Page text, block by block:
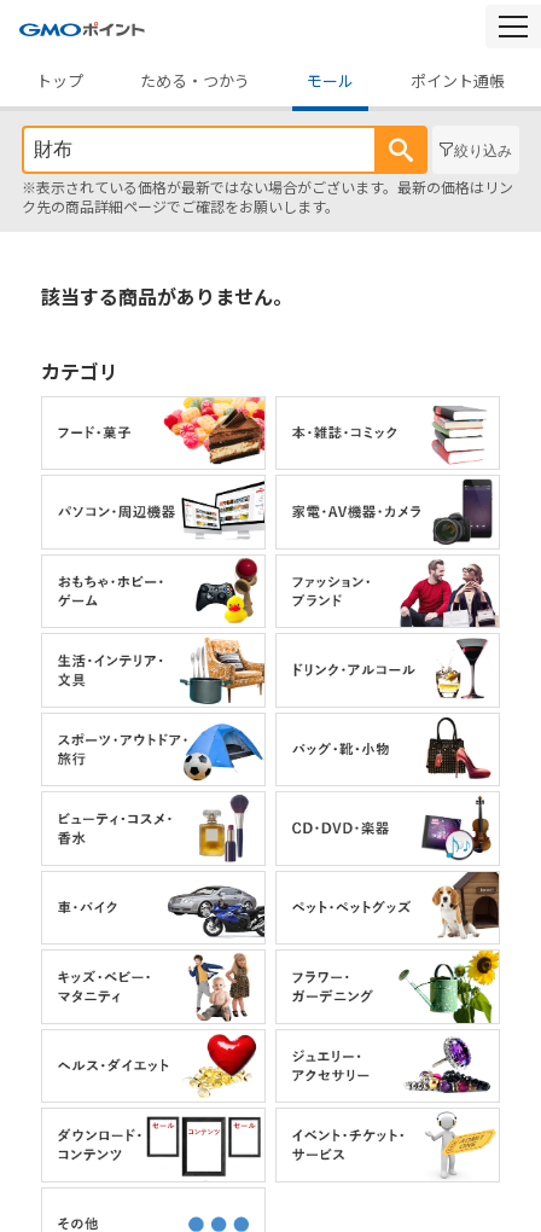
トップ
ためる・つかう モール ポイント通帳
絞り込み
※表示されている価格が最新ではない場合がございます。最新の価格はリン
ク先の商品詳細ページでご確認をお願いします。
該当する商品がありません。
カテゴリ